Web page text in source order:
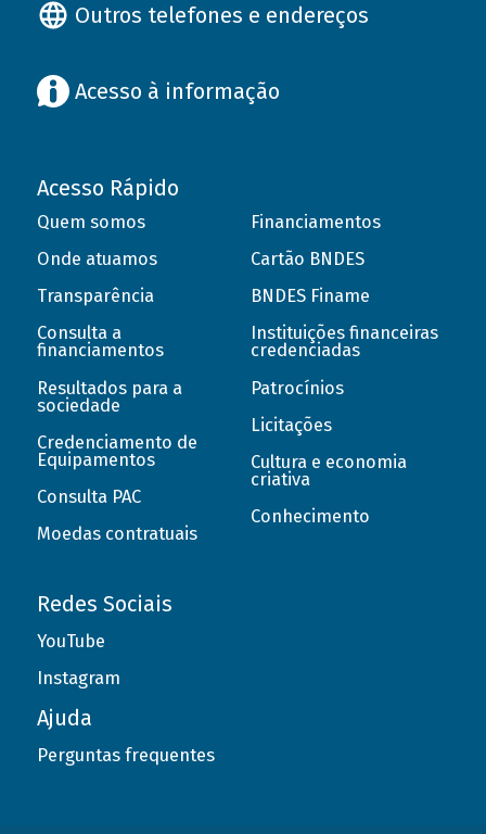
Outros telefones e endereços
Acesso à informação
Acesso Rápido
Quem somos
Onde atuamos
Transparência
Consulta a
financiamentos
Resultados para a
sociedade
Credenciamento de
Equipamentos
Consulta PAC
Moedas contratuais
Financiamentos
Cartão BNDES
BNDES Finame
Instituições financeiras
credenciadas
Patrocínios
Licitações
Cultura e economia
criativa
Conhecimento
Redes Sociais
YouTube
Instagram
Ajuda
Perguntas frequentes